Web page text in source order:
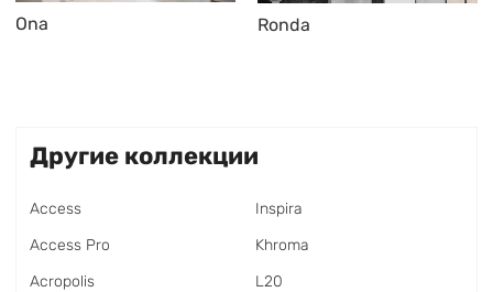
Ona Ronda
Другие коллекции
Access
Access Pro
Acropolis
Inspira
Khroma
L20